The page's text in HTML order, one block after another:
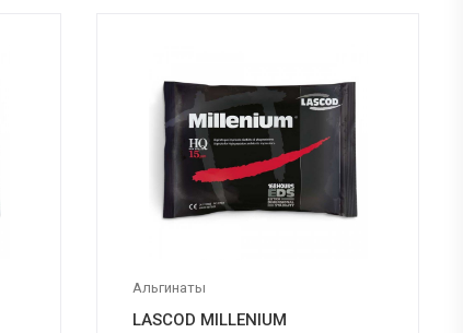
Альгинаты
LASCOD MILLENIUM